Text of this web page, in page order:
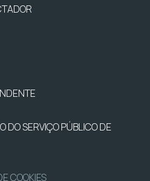
DO SERVIÇO PÚBLICO DE
COOKIES